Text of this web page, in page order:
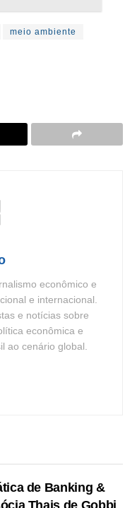
meio ambiente
econômico e
e internacional.
e notícias sobre
econômica e
ao cenário global.
de Banking &